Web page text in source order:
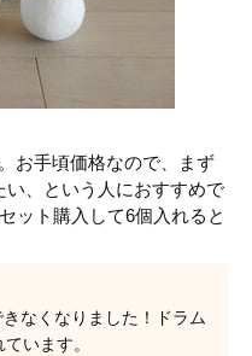
お手頃価格なので、まず
、という人におすすめで
ット購入して6個入れると
なくなりました！ドラム
います。